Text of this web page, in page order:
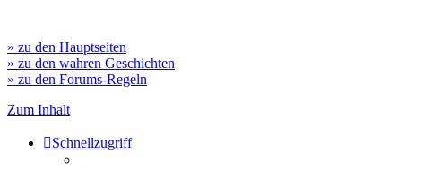
» zu den Hauptseiten
» zu den wahren Geschichten
» zu den Forums-Regeln
Zum Inhalt
Schnellzugriff